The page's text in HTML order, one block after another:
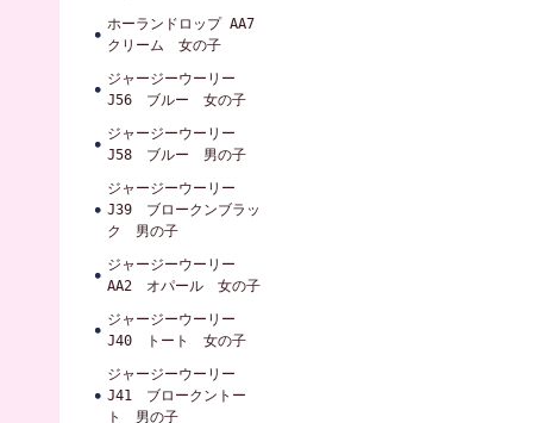
ホーランドロップ AA7
クリーム 女の子
ジャージーウーリー
J56 ブルー 女の子
ジャージーウーリー
J58 ブルー 男の子
ジャージーウーリー
J39 ブロークンブラッ
ク 男の子
ジャージーウーリー
AA2 オパール 女の子
ジャージーウーリー
J40 トート 女の子
ジャージーウーリー
J41 ブロークントー
ト 男の子